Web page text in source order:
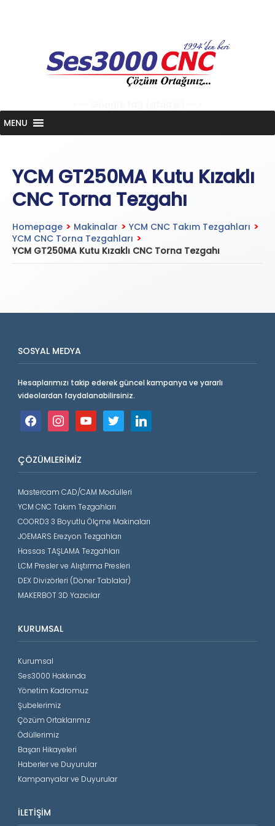
content
MENU
YCM GT250MA Kutu Kızaklı
CNC Torna Tezgahı
Homepage > Makinalar > YCM CNC Takım Tezgahları >
YCM CNC Torna Tezgahları >
YCM GT250MA Kutu Kızaklı CNC Torna Tezgahı
SOSYAL MEDYA
Hesaplarımızı takip ederek güncel kampanya ve yararlı
videolardan faydalanabilirsiniz.
facebookinstagramyoutube twitter linkedin
ÇÖZÜMLERIMIZ
Mastercam CAD/CAM Modülleri
YCM CNC Takım Tezgahları
COORD3 3 Boyutlu Ölçme Makinaları
JOEMARS Erezyon Tezgahları
Hassas TAŞLAMA Tezgahları
LCM Presler ve Alıştırma Presleri
DEX Divizörleri (Döner Tablalar)
MAKERBOT 3D Yazıcılar
KURUMSAL
Kurumsal
Ses3000 Hakkında
Yönetim Kadromuz
Şubelerimiz
Çözüm Ortaklarımız
Ödüllerimiz
Başarı Hikayeleri
Haberler ve Duyurular
Kampanyalar ve Duyurular
İLETIŞIM